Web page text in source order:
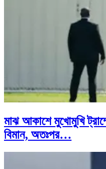
মাঝ আকাশে মুখোমুখি
বিমান, অতঃপর…